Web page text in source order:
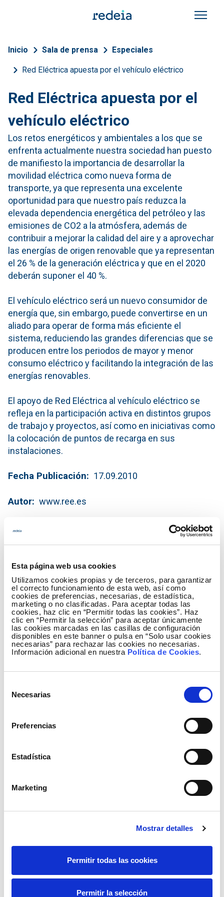
Esta página web usa cookies
Utilizamos cookies propias y de terceros, para garantizar
el correcto funcionamiento de esta web, así como
cookies de preferencias, necesarias, de estadística,
marketing o no clasificadas. Para aceptar todas las
cookies, haz clic en “Permitir todas las cookies”. Haz
clic en “Permitir la selección” para aceptar únicamente
las cookies marcadas en las casillas de configuración
disponibles en este banner o pulsa en “Solo usar cookies
necesarias” para rechazar las cookies no necesarias.
Información adicional en nuestra Política de Cookies.
Necesarias
Preferencias
Estadística
Marketing
Mostrar detalles
Permitir todas las cookies
Permitir la selección
Sobrescribir enlaces de
Inicio Sala de prensa Especiales
Red Eléctrica apuesta por el vehículo eléctrico
Red Eléctrica apuesta por el
vehículo eléctrico
Los retos energéticos y ambientales a los que se
enfrenta actualmente nuestra sociedad han puesto
de manifiesto la importancia de desarrollar la
movilidad eléctrica como nueva forma de
transporte, ya que representa una excelente
oportunidad para que nuestro país reduzca la
elevada dependencia energética del petróleo y las
emisiones de CO2 a la atmósfera, además de
contribuir a mejorar la calidad del aire y a aprovechar
las energías de origen renovable que ya representan
el 26 % de la generación eléctrica y que en el 2020
deberán suponer el 40 %.
El vehículo eléctrico será un nuevo consumidor de
energía que, sin embargo, puede convertirse en un
aliado para operar de forma más eficiente el
sistema, reduciendo las grandes diferencias que se
producen entre los periodos de mayor y menor
consumo eléctrico y facilitando la integración de las
energías renovables.
El apoyo de Red Eléctrica al vehículo eléctrico se
refleja en la participación activa en distintos grupos
de trabajo y proyectos, así como en iniciativas como
la colocación de puntos de recarga en sus
instalaciones.
Fecha Publicación 17.09.2010
Autor www.ree.es
Descarga 'Red Eléctrica apuesta por el
(PDF - 476.97 KB)
Descargar